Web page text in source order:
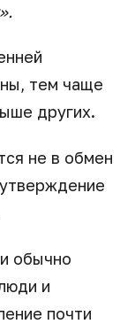
тем чаще
других.
не в обмен
обычно
и
почти